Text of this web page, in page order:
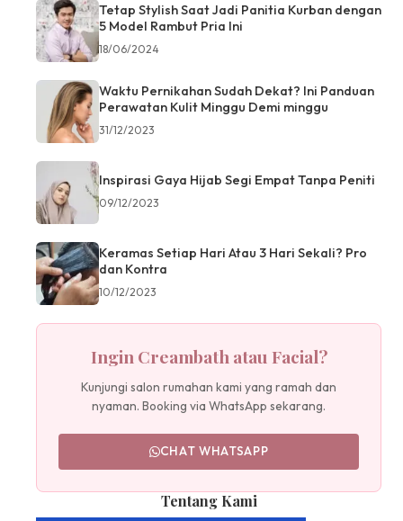
Tetap Stylish Saat Jadi Panitia Kurban dengan
5 Model Rambut Pria Ini
18/06/2024
Waktu Pernikahan Sudah Dekat? Ini Panduan
Perawatan Kulit Minggu Demi minggu
31/12/2023
Inspirasi Gaya Hijab Segi Empat Tanpa Peniti
09/12/2023
Keramas Setiap Hari Atau 3 Hari Sekali? Pro
dan Kontra
10/12/2023
Ingin Creambath atau Facial?
Kunjungi salon rumahan kami yang ramah dan
nyaman. Booking via WhatsApp sekarang.
CHAT WHATSAPP
Tentang Kami